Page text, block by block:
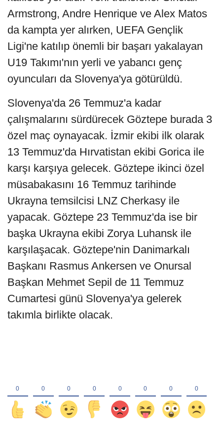
Armstrong, Andre Henrique ve Alex Matos
da kampta yer alırken, UEFA Gençlik
Ligi'ne katılıp önemli bir başarı yakalayan
U19 Takımı'nın yerli ve yabancı genç
oyuncuları da Slovenya'ya götürüldü.
Slovenya'da 26 Temmuz'a kadar
çalışmalarını sürdürecek Göztepe burada 3
özel maç oynayacak. İzmir ekibi ilk olarak
13 Temmuz'da Hırvatistan ekibi Gorica ile
karşı karşıya gelecek. Göztepe ikinci özel
müsabakasını 16 Temmuz tarihinde
Ukrayna temsilcisi LNZ Cherkasy ile
yapacak. Göztepe 23 Temmuz'da ise bir
başka Ukrayna ekibi Zorya Luhansk ile
karşılaşacak. Göztepe'nin Danimarkalı
Başkanı Rasmus Ankersen ve Onursal
Başkan Mehmet Sepil de 11 Temmuz
Cumartesi günü Slovenya'ya gelerek
takımla birlikte olacak.